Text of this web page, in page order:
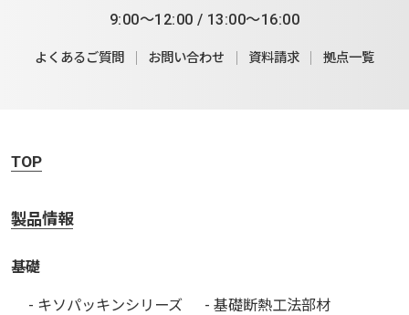
9:00～12:00 / 13:00～16:00
よくあるご質問 お問い合わせ 資料請求 拠点一覧
TOP
製品情報
基礎
- キソパッキンシリーズ
- 基礎断熱工法部材